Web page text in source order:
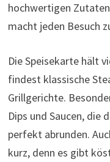
hochwertigen
macht jeden Besuch
Die Speisekarte hält
findest klassische
Grillgerichte.
Dips und Saucen, die
perfekt abrunden.
kurz, denn es gibt